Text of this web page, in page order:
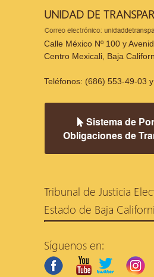
UNIDAD DE
Calle México Nº 100 y
Centro Mexicali, Baja
Teléfonos: (686) 553-49-03
Sistema de
Obligaciones de
Tribunal de Justicia
Estado de Baja
Síguenos en:
facebook